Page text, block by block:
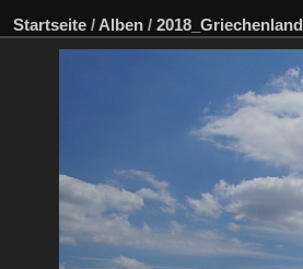
Startseite / Alben / 2018_Griechenland